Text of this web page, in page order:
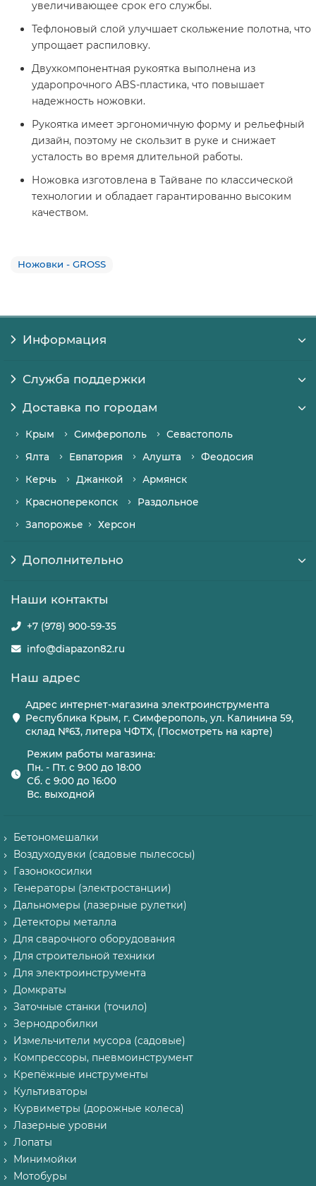
увеличивающее срок его службы.
Тефлоновый слой улучшает скольжение полотна, что
упрощает распиловку.
Двухкомпонентная рукоятка выполнена из
ударопрочного ABS-пластика, что повышает
надежность ножовки.
Рукоятка имеет эргономичную форму и рельефный
дизайн, поэтому не скользит в руке и снижает
усталость во время длительной работы.
Ножовка изготовлена в Тайване по классической
технологии и обладает гарантированно высоким
качеством.
Ножовки - GROSS
Информация
Служба поддержки
Доставка по городам
Крым Симферополь
Севастополь
Ялта
Евпатория Алушта
Феодосия
Керчь
Джанкой
Армянск
Красноперекопск
Раздольное
Запорожье
Херсон
Дополнительно
Наши контакты
+7 (978) 900-59-35
info@diapazon82.ru
Наш адрес
Адрес интернет-магазина электроинструмента
Республика Крым, г. Симферополь, ул. Калинина 59,
склад №63, литера ЧФТХ, (Посмотреть на карте)
Режим работы магазина:
Пн. - Пт. с 9:00 до 18:00
Сб. с 9:00 до 16:00
Вс. выходной
Бетономешалки
Воздуходувки (садовые пылесосы)
Газонокосилки
Генераторы (электростанции)
Дальномеры (лазерные рулетки)
Детекторы металла
Для сварочного оборудования
Для строительной техники
Для электроинструмента
Домкраты
Заточные станки (точило)
Зернодробилки
Измельчители мусора (садовые)
Компрессоры, пневмоинструмент
Крепёжные инструменты
Культиваторы
Курвиметры (дорожные колеса)
Лазерные уровни
Лопаты
Минимойки
Мотобуры